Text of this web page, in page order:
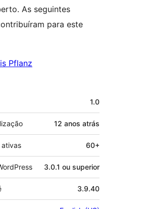
As seguintes
para este
Pflanz
1.0
12 anos atrás
ativas 60+
3.0.1 ou superior
3.9.40